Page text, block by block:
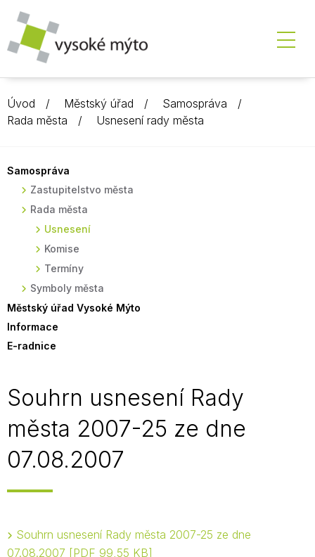
Úvod Městský úřad
Samospráva
Rada města
Usnesení rady města
Samospráva
Zastupitelstvo města
Rada města
Usnesení
Komise
Termíny
Symboly města
Městský úřad Vysoké Mýto
Informace
E-radnice
Souhrn usnesení Rady
města 2007-25 ze dne
07.08.2007
Souhrn usnesení Rady města 2007-25 ze dne
07.08.2007
PDF 99,55 KB